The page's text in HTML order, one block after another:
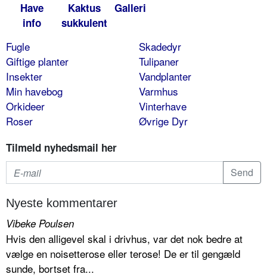
Have
info
Kaktus
sukkulent
Galleri
Fugle
Giftige planter
Insekter
Min havebog
Orkideer
Roser
Skadedyr
Tulipaner
Vandplanter
Varmhus
Vinterhave
Øvrige Dyr
Tilmeld nyhedsmail her
Nyeste kommentarer
Vibeke Poulsen
Hvis den alligevel skal i drivhus, var det nok bedre at
vælge en noisetterose eller terose! De er til gengæld
sunde, bortset fra...